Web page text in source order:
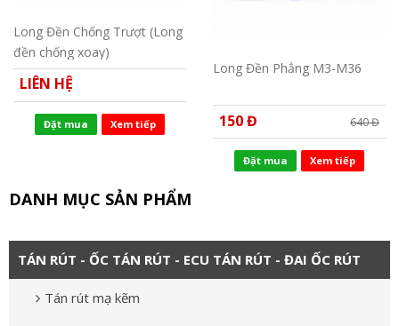
Long Đền Chống Trượt (Long
đền chống xoay)
LIÊN HỆ
Đặt mua Xem tiếp
Long Đền Phẳng M3-M36
150 Đ 640 Đ
Đặt mua Xem tiếp
DANH MỤC SẢN PHẨM
TÁN RÚT - ỐC TÁN RÚT - ECU TÁN RÚT - ĐAI ỐC RÚT
Tán rút mạ kẽm